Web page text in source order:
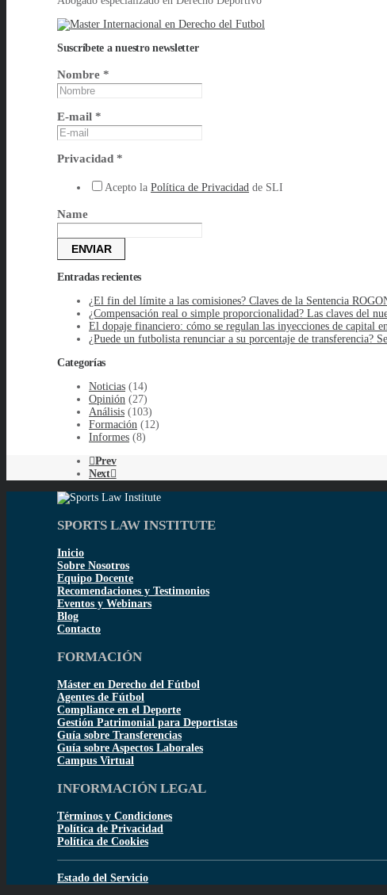
Suscríbete a nuestro newsletter
Nombre *
E-mail *
Privacidad *
Acepto la Política de Privacidad de SLI
Name
ENVIAR
Entradas recientes
¿El fin del límite a las comisiones? Claves de la Sentencia
¿Compensación real o simple proporcionalidad? Las claves del
El dopaje financiero: cómo se regulan las inyecciones de capital
¿Puede un futbolista renunciar a su porcentaje de transferencia?
Categorías
Noticias (14)
Opinión (27)
Análisis (103)
Formación (12)
Informes (8)
Prev
Next
SPORTS LAW INSTITUTE
Inicio
Sobre Nosotros
Equipo Docente
Recomendaciones y Testimonios
Eventos y Webinars
Blog
Contacto
FORMACIÓN
Máster en Derecho del Fútbol
Agentes de Fútbol
Compliance en el Deporte
Gestión Patrimonial para Deportistas
Guía sobre Transferencias
Guía sobre Aspectos Laborales
Campus Virtual
INFORMACIÓN LEGAL
Términos y Condiciones
Política de Privacidad
Política de Cookies
Estado del Servicio